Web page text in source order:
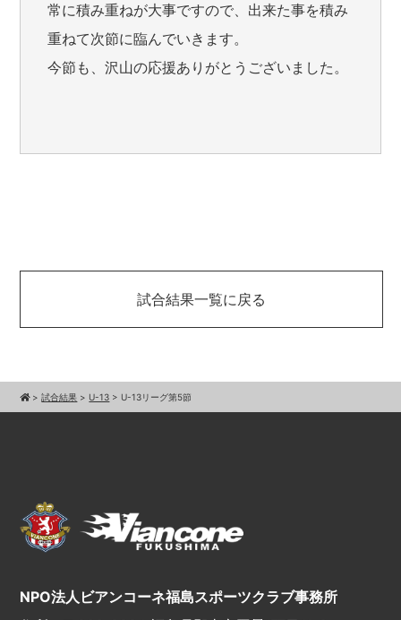
常に積み重ねが大事ですので、出来た事を積み
重ねて次節に臨んでいきます。
今節も、沢山の応援ありがとうございました。
試合結果一覧に戻る
>試合結果 > U-13 > U-13リーグ第5節
NPO法人ビアンコーネ福島スポーツクラブ事務所